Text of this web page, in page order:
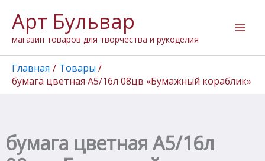
содержимому
Арт Бульвар
магазин товаров для творчества и рукоделия
Главная
Товары
бумага цветная А5/16л 08цв «Бумажный кораблик»
бумага цветная А5/16л
товара
бумага
цветная
А5/16л
08цв
кораблик"